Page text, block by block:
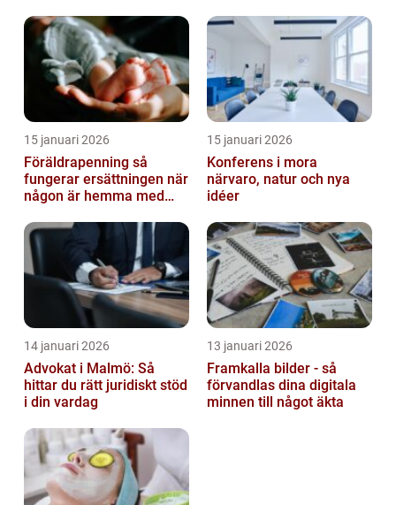
15 januari 2026
Föräldrapenning så
fungerar ersättningen när
någon är hemma med
15 januari 2026
Konferens i mora
närvaro, natur och nya
idéer
14 januari 2026
Advokat i Malmö: Så
hittar du rätt juridiskt stöd
i din vardag
13 januari 2026
Framkalla bilder - så
förvandlas dina digitala
minnen till något äkta